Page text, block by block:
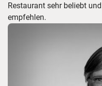
Restaurant sehr beliebt
empfehlen.